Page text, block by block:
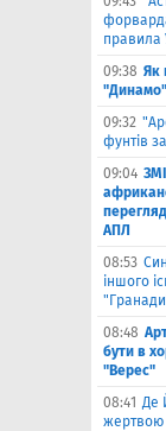
правила
09:38 Як
"Динамо"
09:32
фунтів
09:04
АПЛ
08:53
іншого
08:48
бути в
"Верес"
08:41 Де
жертвою